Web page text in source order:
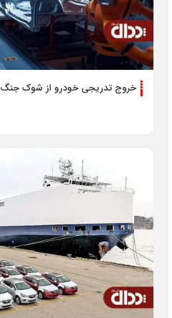
خروج تدریجی خودرو از شوک جنگ